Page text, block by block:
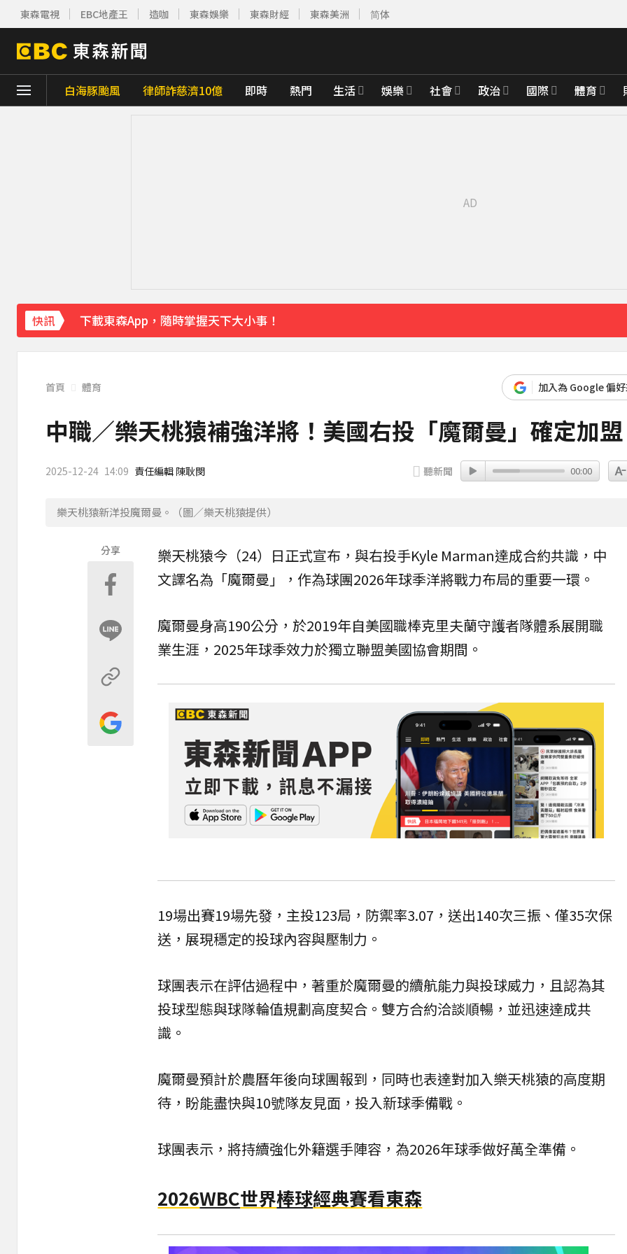
東森電視 EBC地產王 造咖 東森娛樂 東森財經 東森美洲 简体
白海豚颱風 律師詐慈濟10億 即時 熱門 生活 娛樂 社會 政治 國際 體育
快訊
《理財達人秀》X 安聯投信免費講座報名中！搶先卡位 2027
首頁 體育 加入為 Google 偏
中職／樂天桃猿補強洋將！美國右投「魔爾曼」確定加盟
2025-12-24 14:09 責任編輯 陳耿閔 聽新聞 00:00
樂天桃猿新洋投魔爾曼。（圖／樂天桃猿提供）
分享 樂天桃猿今（24）日正式宣布，與右投手Kyle Marman達成合約共識，中
文譯名為「魔爾曼 」，作為球團2026年球季洋將戰力布局的重要一環。
魔爾曼身高190公分，於2019年自美國職棒克里夫蘭守護者隊體系展開職
業生涯，2025年球季效力於獨立聯盟美國協會期間。
19場出賽19場先發，主投123局，防禦率3.07，送出140次三振、僅35次保
送，展現穩定的投球內容與壓制力。
球團表示在評估過程中，著重於魔爾曼的續航能力與投球威力，且認為其
投球型態與球隊輪值規劃高度契合。雙方合約洽談順暢，並迅速達成共
識。
魔爾曼預計於農曆年後向球團報到，同時也表達對加入樂天桃猿的高度期
待，盼能盡快與10號隊友見面，投入新球季備戰。
球團表示，將持續強化外籍選手陣容，為2026年球季做好萬全準備。
2026WBC世界棒球經典賽看東森